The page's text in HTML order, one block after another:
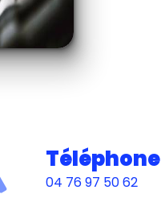
Téléphone
04 76 97 50 62